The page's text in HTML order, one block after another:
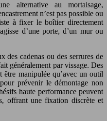
alternative au mortaisage,
n’est pas possible ou
à fixer le boîtier directement
d’une porte, d’un mur ou
des cadenas ou des serrures de
généralement par vissage. Des
manipulée qu’avec un outil
prévenir le démontage non
haute performance peuvent
offrant une fixation discrète et